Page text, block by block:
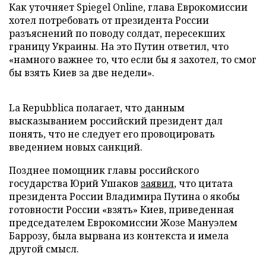
Как уточняет Spiegel Online, глава Еврокомиссии
хотел потребовать от президента России
разъяснений по поводу солдат, пересекших
границу Украины. На это Путин ответил, что
«намного важнее то, что если бы я захотел, то смог
бы взять Киев за две недели».
La Repubblica полагает, что данным
высказыванием российский президент дал
понять, что не следует его провоцировать
введением новых санкций.
Позднее помощник главы российского
государства Юрий Ушаков заявил, что цитата
президента России Владимира Путина о якобы
готовности России «взять» Киев, приведенная
председателем Еврокомиссии Жозе Мануэлем
Баррозу, была вырвана из контекста и имела
другой смысл.